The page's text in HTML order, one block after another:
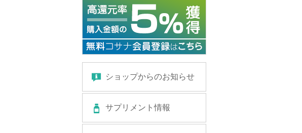
ショップからのお知らせ
サプリメント情報